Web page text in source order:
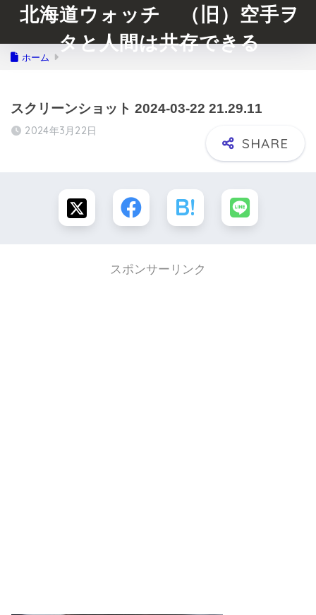
北海道ウォッチ （旧）空手ヲ
タと人間は共存できる
ホーム
スクリーンショット 2024-03-22 21.29.11
2024年3月22日
スポンサーリンク